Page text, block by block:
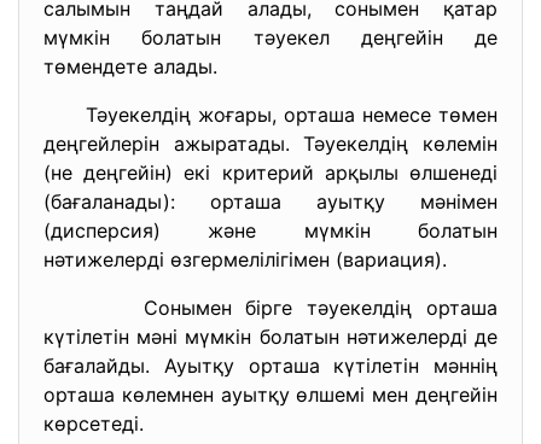
салымын таңдай алады, сонымен қатар
мүмкін болатын тәуекел деңгейін де
төмендете алады.
Тәуекелдің жоғары, орташа немесе төмен
деңгейлерін ажыратады. Тәуекелдің көлемін
(не деңгейін) екі критерий арқылы өлшенеді
(бағаланады): орташа ауытқу мәнімен
(дисперсия) және мүмкін болатын
нәтижелерді өзгермелілігімен (вариация).
Сонымен бірге тәуекелдің орташа
күтілетін мәні мүмкін болатын нәтижелерді де
бағалайды. Ауытқу орташа күтілетін мәннің
орташа көлемнен ауытқу өлшемі мен деңгейін
көрсетеді.